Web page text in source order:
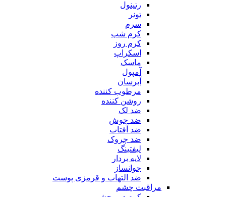
رتینول
تونر
سرم
کرم شب
کرم روز
اسکراپ
ماسک
آمپول
آبرسان
مرطوب کننده
روشن کننده
ضد لک
ضد جوش
ضد آفتاب
ضد چروک
لیفتینگ
لایه بردار
جوانساز
ضد التهاب و قرمزی پوست
مراقبت چشم